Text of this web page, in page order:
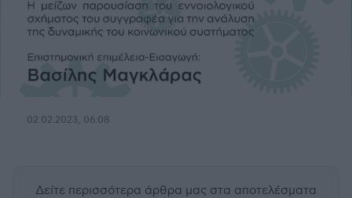
02.02.2023, 06:08
Δείτε περισσότερα άρθρα μας στα αποτελέσματα